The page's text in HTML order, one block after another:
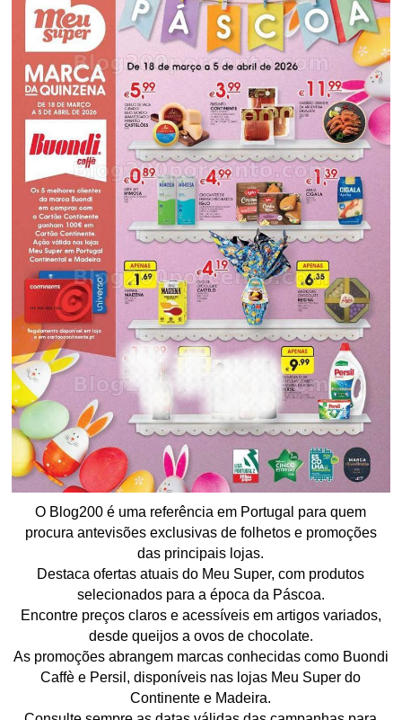
O Blog200 é uma referência em Portugal para quem
procura antevisões exclusivas de folhetos e promoções
das principais lojas.
Destaca ofertas atuais do Meu Super, com produtos
selecionados para a época da Páscoa.
Encontre preços claros e acessíveis em artigos variados,
desde queijos a ovos de chocolate.
As promoções abrangem marcas conhecidas como Buondi
Caffè e Persil, disponíveis nas lojas Meu Super do
Continente e Madeira.